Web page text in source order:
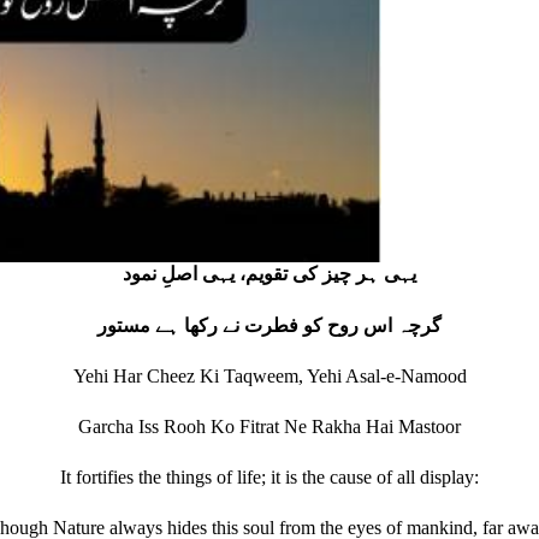
یہی ہر چیز کی تقویم، یہی اصلِ نمود
گرچہ اس روح کو فطرت نے رکھا ہے مستور
Yehi Har Cheez Ki Taqweem, Yehi Asal-e-Namood
Garcha Iss Rooh Ko Fitrat Ne Rakha Hai Mastoor
It fortifies the things of life; it is the cause of all display:
Nature always hides this soul from the eyes of mankind, far